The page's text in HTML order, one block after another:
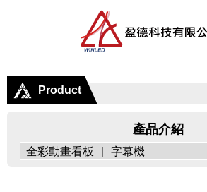
Product
產品介紹